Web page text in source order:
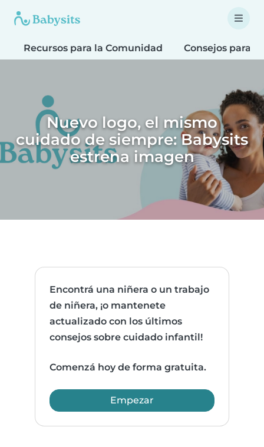
Recursos para la Comunidad Consejos para
Nuevo logo, el mismo
cuidado de siempre: Babysits
estrena imagen
Encontrá una niñera o un trabajo
de niñera, ¡o mantenete
actualizado con los últimos
consejos sobre cuidado infantil!
Comenzá hoy de forma gratuita.
Empezar